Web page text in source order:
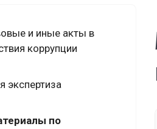
и иные акты в
коррупции
экспертиза
по